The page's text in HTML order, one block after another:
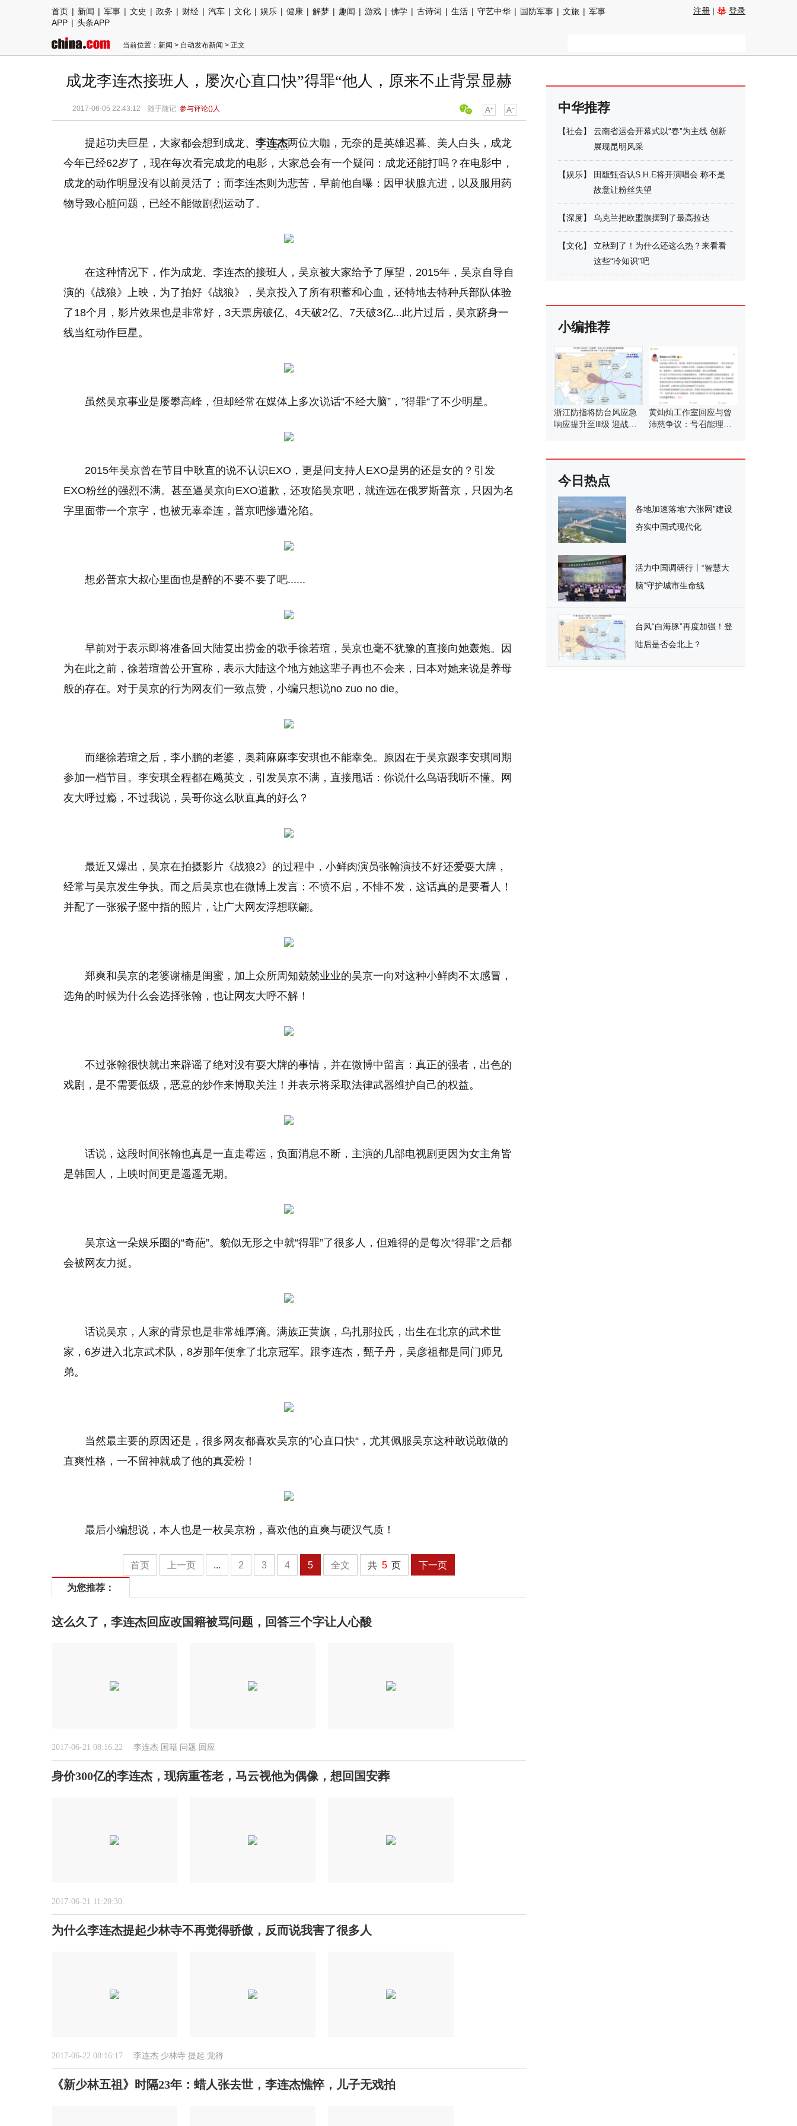
首页 | 新闻 | 军事 | 文史 | 政务 | 财经 | 汽车 | 文化 | 娱乐 | 健康 | 解梦 | 趣闻 | 游戏 | 佛学 | 古诗词 | 生活 | 守艺中华 | 国防军事 | 文旅 | 军事
APP | 头条APP
注册 | 登录
当前位置： 新闻 > 自动发布新闻 > 正文
成龙李连杰接班人，屡次心直口快”得罪“他人，原来不止背景显赫
2017-06-05 22:43:12 随手随记 参与评论()人
提起功夫巨星，大家都会想到成龙、 李连杰两位大咖，无奈的是英雄迟暮、美人白头，成龙
今年已经62岁了，现在每次看完成龙的电影，大家总会有一个疑问：成龙还能打吗？在电影中，
成龙的动作明显没有以前灵活了；而李连杰则为悲苦，早前他自曝：因甲状腺亢进，以及服用药
物导致心脏问题，已经不能做剧烈运动了。
在这种情况下，作为成龙、李连杰的接班人，吴京被大家给予了厚望，2015年，吴京自导自
演的《战狼》上映，为了拍好《战狼》，吴京投入了所有积蓄和心血，还特地去特种兵部队体验
了18个月，影片效果也是非常好，3天票房破亿、4天破2亿、7天破3亿...此片过后，吴京跻身一
线当红动作巨星。
虽然吴京事业是屡攀高峰，但却经常在媒体上多次说话“不经大脑”，”得罪“了不少明星。
2015年吴京曾在节目中耿直的说不认识EXO，更是问支持人EXO是男的还是女的？引发
EXO粉丝的强烈不满。甚至逼吴京向EXO道歉，还攻陷吴京吧，就连远在俄罗斯普京，只因为名
字里面带一个京字，也被无辜牵连，普京吧惨遭沦陷。
想必普京大叔心里面也是醉的不要不要了吧......
早前对于表示即将准备回大陆复出捞金的歌手徐若瑄，吴京也毫不犹豫的直接向她轰炮。因
为在此之前，徐若瑄曾公开宣称，表示大陆这个地方她这辈子再也不会来，日本对她来说是养母
般的存在。对于吴京的行为网友们一致点赞，小编只想说no zuo no die。
而继徐若瑄之后，李小鹏的老婆，奥莉麻麻李安琪也不能幸免。原因在于吴京跟李安琪同期
参加一档节目。李安琪全程都在飚英文，引发吴京不满，直接甩话：你说什么鸟语我听不懂。网
友大呼过瘾，不过我说，吴哥你这么耿直真的好么？
最近又爆出，吴京在拍摄影片《战狼2》的过程中，小鲜肉演员张翰演技不好还爱耍大牌，
经常与吴京发生争执。而之后吴京也在微博上发言：不愤不启，不悱不发，这话真的是要看人！
并配了一张猴子竖中指的照片，让广大网友浮想联翩。
郑爽和吴京的老婆谢楠是闺蜜，加上众所周知兢兢业业的吴京一向对这种小鲜肉不太感冒，
选角的时候为什么会选择张翰，也让网友大呼不解！
不过张翰很快就出来辟谣了绝对没有耍大牌的事情，并在微博中留言：真正的强者，出色的
戏剧，是不需要低级，恶意的炒作来博取关注！并表示将采取法律武器维护自己的权益。
话说，这段时间张翰也真是一直走霉运，负面消息不断，主演的几部电视剧更因为女主角皆
是韩国人，上映时间更是遥遥无期。
吴京这一朵娱乐圈的“奇葩”。貌似无形之中就“得罪”了很多人，但难得的是每次“得罪”之后都
会被网友力挺。
话说吴京，人家的背景也是非常雄厚滴。满族正黄旗，乌扎那拉氏，出生在北京的武术世
家，6岁进入北京武术队，8岁那年便拿了北京冠军。跟李连杰，甄子丹，吴彦祖都是同门师兄
弟。
当然最主要的原因还是，很多网友都喜欢吴京的”心直口快“，尤其佩服吴京这种敢说敢做的
直爽性格，一不留神就成了他的真爱粉！
最后小编想说，本人也是一枚吴京粉，喜欢他的直爽与硬汉气质！
首页 上一页 ... 2 3 4 5 全文 共 5 页 下一页
为您推荐：
这么久了，李连杰回应改国籍被骂问题，回答三个字让人心酸
2017-06-21 08:16:22 李连杰 国籍 问题 回应
身价300亿的李连杰，现病重苍老，马云视他为偶像，想回国安葬
2017-06-21 11:20:30
为什么李连杰提起少林寺不再觉得骄傲，反而说我害了很多人
2017-06-22 08:16:17 李连杰 少林寺 提起 觉得
《新少林五祖》时隔23年：蜡人张去世，李连杰憔悴，儿子无戏拍
中华推荐
【社会】
云南省运会开幕式以“春”为主线 创新
展现昆明风采
【娱乐】
田馥甄否认S.H.E将开演唱会 称不是
故意让粉丝失望
【深度】 乌克兰把欧盟旗摆到了最高拉达
【文化】
立秋到了！为什么还这么热？来看看
这些“冷知识”吧
小编推荐
浙江防指将防台风应急
响应提升至Ⅲ级 迎战强
黄灿灿工作室回应与曾
沛慈争议：号召能理智
今日热点
各地加速落地“六张网”建设
夯实中国式现代化
活力中国调研行丨“智慧大
脑”守护城市生命线
台风“白海豚”再度加强！登
陆后是否会北上？